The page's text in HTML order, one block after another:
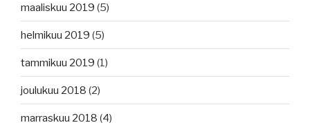
maaliskuu 2019 (5)
helmikuu 2019 (5)
tammikuu 2019 (1)
joulukuu 2018 (2)
marraskuu 2018 (4)